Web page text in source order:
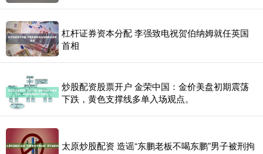
杠杆证券资本分配 李强致电祝贺伯纳姆就任英国
首相
炒股配资股票开户 金荣中国：金价美盘初期震荡
下跌，黄色支撑线多单入场观点。
太原炒股配资 造谣“东鹏老板不喝东鹏”男子被刑拘